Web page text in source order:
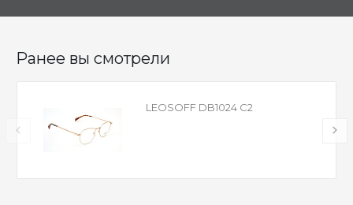
Ранее вы смотрели
LEOSOFF DB1024 C2